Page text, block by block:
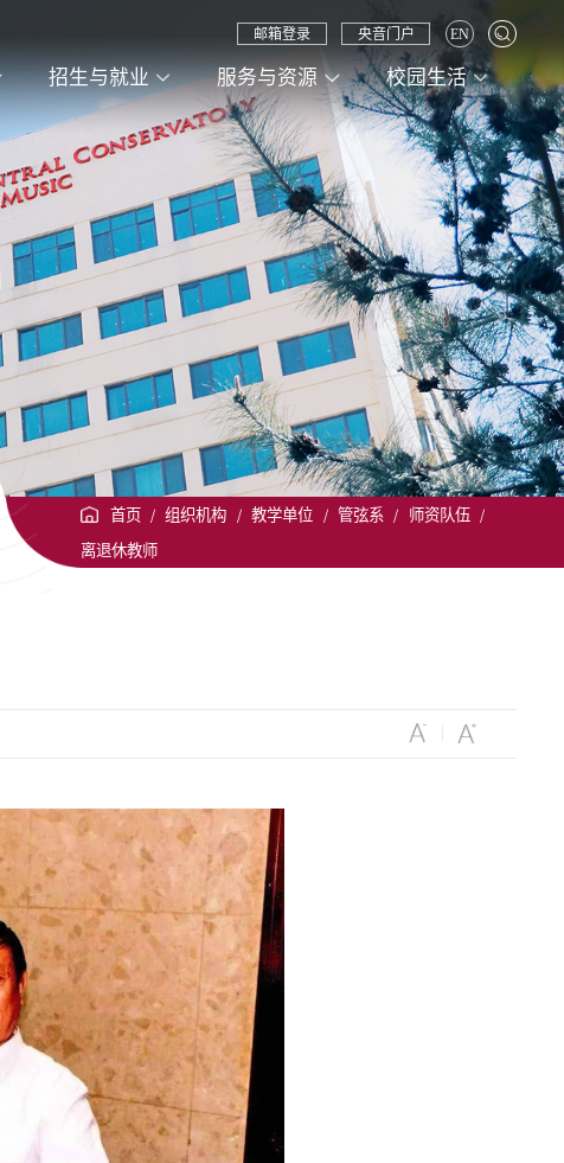
招生与就业 服务与资源 校园生活
邮箱登录 央音门户 EN
首页 / 组织机构 / 教学单位 / 管弦系 / 师资队伍 /
离退休教师